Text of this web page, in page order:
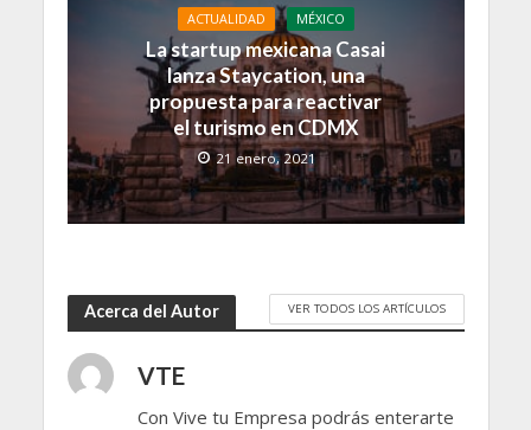
ACTUALIDAD MÉXICO
La startup mexicana Casai
lanza Staycation, una
propuesta para reactivar
el turismo en CDMX
21 enero, 2021
Acerca del Autor VER TODOS LOS ARTÍCULOS
VTE
Con Vive tu Empresa podrás enterarte